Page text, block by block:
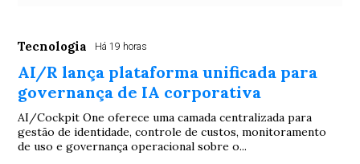
Tecnologia Há 19 horas
AI/R lança plataforma unificada para
governança de IA corporativa
AI/Cockpit One oferece uma camada centralizada para
gestão de identidade, controle de custos, monitoramento
de uso e governança operacional sobre o...